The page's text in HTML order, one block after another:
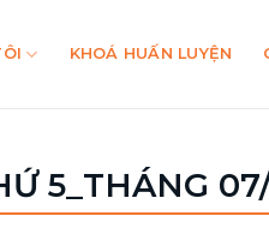
KHOÁ HUẤN LUYỆN
5_THÁNG